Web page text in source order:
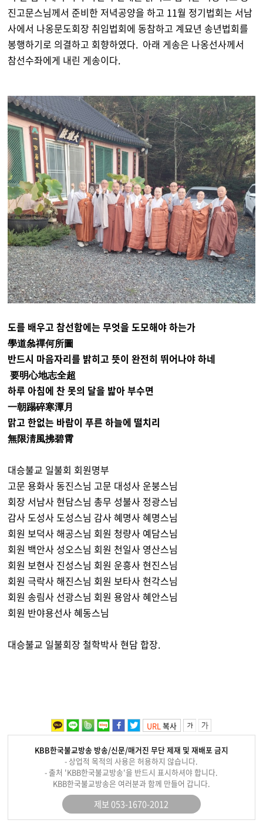
진고문스님께서 준비한 저녁공양을 하고 11월 정기법회는 서남
사에서 나옹문도회장 취임법회에 동참하고 계묘년 송년법회를
봉행하기로 의결하고 회향하였다. 아래 게송은 나옹선사께서
참선수좌에게 내린 게송이다.
도를 배우고 참선함에는 무엇을 도모해야 하는가
學道叅禪何所圖
반드시 마음자리를 밝히고 뜻이 완전히 뛰어나야 하네
要明心地志全超
하루 아침에 찬 못의 달을 밟아 부수면
一朝蹋碎寒潭月
맑고 한없는 바람이 푸른 하늘에 떨치리
無限淸風拂碧霄
대승불교 일불회 회원명부
고문 용화사 동진스님 고문 대성사 운붕스님
회장 서남사 현담스님 총무 성불사 정광스님
감사 도성사 도성스님 감사 혜명사 혜명스님
회원 보덕사 해공스님 회원 청량사 예담스님
회원 백안사 성오스님 회원 천일사 영산스님
회원 보현사 진성스님 회원 운흥사 현진스님
회원 극락사 해진스님 회원 보타사 현각스님
회원 송림사 선광스님 회원 용암사 혜안스님
회원 반야용선사 혜동스님
대승불교 일불회장 철학박사 현담 합장.
URL복사
KBB한국불교방송 방송/신문/매거진 무단 제재 및 재배포 금지
- 상업적 목적의 사용은 허용하지 않습니다.
- 출처 'KBB한국불교방송'을 반드시 표시하셔야 합니다.
KBB한국불교방송은 여러분과 함께 만들어 갑니다.
제보 053-1670-2012